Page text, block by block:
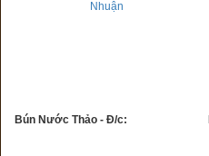
Bún Nước Thảo - Đ/c: